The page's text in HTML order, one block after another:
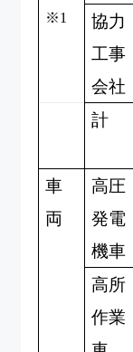
※1
協力
工事
会社
計
車
両
高圧
発電
機車
高所
作業